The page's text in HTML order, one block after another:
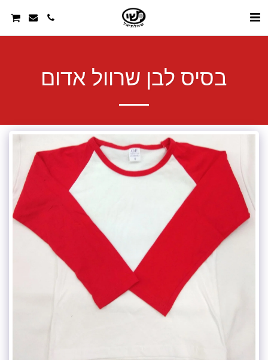
בסיס לבן שרוול אדום